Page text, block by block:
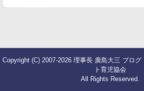
イ
Copyright (C) 2007-2026 理事長 廣島大三 ブロ
ト育児協会
All Rights Reserved.